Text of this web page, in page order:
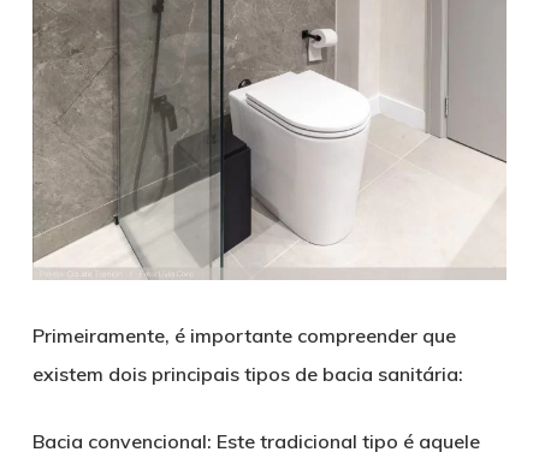
Primeiramente, é importante compreender que
existem dois principais tipos de bacia sanitária:
Bacia convencional: Este tradicional tipo é aquele